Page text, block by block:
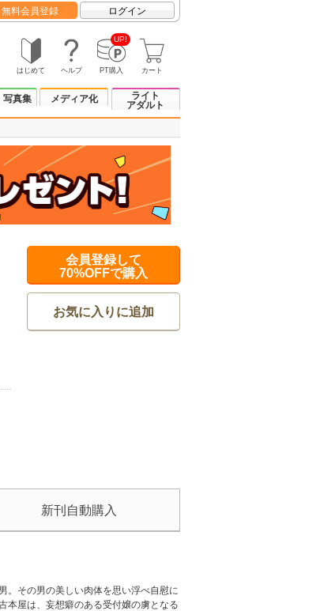
無料会員登録 ログイン
はじめて ヘルプ
UP!
PT購入 カート
写真集 メディア化
ライト
アダルト
会員登録して
70%OFFで購入
お気に入りに追加
新刊自動購入
その男の美しい肉体を思い浮べ自慰に
本屋は、妄想癖のある受付嬢の虜となる